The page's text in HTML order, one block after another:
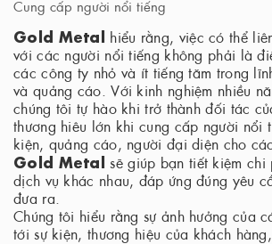
Cung cấp người nổi tiếng
Gold Metal hiểu rằng, việc có thể
với các người nổi tiếng không phải là
các công ty nhỏ và ít tiếng tăm trong
và quảng cáo. Với kinh nghiệm nhiều
chúng tôi tự hào khi trở thành đối tác
thương hiêu lớn khi cung cấp người nổi
kiện, quảng cáo, người đại diện cho
Gold Metal sẽ giúp bạn tiết kiệm chi
dịch vụ khác nhau, đáp ứng đúng yêu
đưa ra.
Chúng tôi hiểu rằng sự ảnh hưởng của
tới sự kiện, thương hiệu của khách